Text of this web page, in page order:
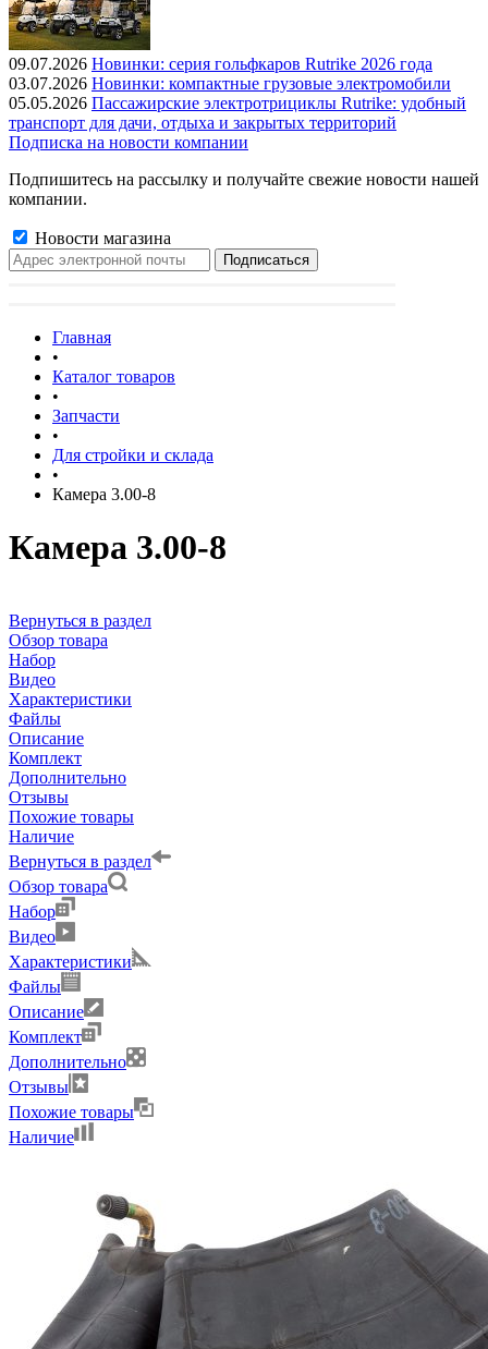
09.07.2026 Новинки: серия гольфкаров Rutrike 2026 года
03.07.2026 Новинки: компактные грузовые электромобили
05.05.2026 Пассажирские электротрициклы Rutrike: удобный
транспорт для дачи, отдыха и закрытых территорий
Подписка на новости компании
Подпишитесь на рассылку и получайте свежие новости нашей
компании.
Новости магазина
Главная
•
Каталог товаров
•
Запчасти
•
Для стройки и склада
•
Камера 3.00-8
Камера 3.00-8
Вернуться в раздел
Обзор товара
Набор
Видео
Характеристики
Файлы
Описание
Комплект
Дополнительно
Отзывы
Похожие товары
Наличие
Вернуться в раздел
Обзор товара
Набор
Видео
Характеристики
Файлы
Описание
Комплект
Дополнительно
Отзывы
Похожие товары
Наличие